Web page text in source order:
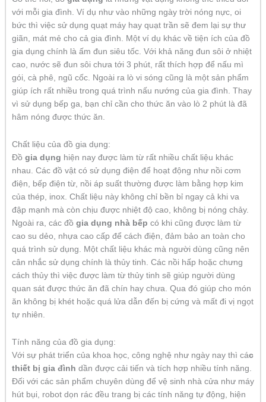
với mỗi gia đình. Ví dụ như vào những ngày trời nóng nực, oi
bức thì việc sử dụng quạt máy hay quạt trần sẽ đem lại sự thư
giãn, mát mẻ cho cả gia đình. Một ví dụ khác về tiện ích của đồ
gia dụng chính là ấm đun siêu tốc. Với khả năng đun sôi ở nhiệt
cao, nước sẽ đun sôi chưa tới 3 phút, rất thích hợp để nấu mì
gói, cà phê, ngũ cốc. Ngoài ra lò vi sóng cũng là một sản phẩm
giúp ích rất nhiều trong quá trình nấu nướng của gia đình. Thay
vì sử dụng bếp ga, bạn chỉ cần cho thức ăn vào lò 2 phút là đã
hâm nóng được thức ăn.
Chất liệu của đồ gia dụng:
Đồ gia dụng hiện nay được làm từ rất nhiều chất liệu khác
nhau. Các đồ vật có sử dụng điện để hoạt động như nồi cơm
điện, bếp điện từ, nồi áp suất thường được làm bằng hợp kim
của thép, inox. Chất liệu này không chỉ bền bỉ ngay cả khi va
đập mạnh mà còn chịu được nhiệt độ cao, không bị nóng chảy.
Ngoài ra, các đồ gia dụng nhà bếp có khi cũng được làm từ
cao su dẻo, nhựa cao cấp để cách điện, đảm bảo an toàn cho
quá trình sử dụng. Một chất liệu khác mà người dùng cũng nên
cân nhắc sử dụng chính là thủy tinh. Các nồi hấp hoặc chưng
cách thủy thì việc được làm từ thủy tinh sẽ giúp người dùng
quan sát được thức ăn đã chín hay chưa. Qua đó giúp cho món
ăn không bị khét hoặc quá lửa dẫn đến bị cứng và mất đi vị ngọt
tự nhiên.
Tính năng của đồ gia dụng:
Với sự phát triển của khoa học, công nghệ như ngày nay thì các
thiết bị gia đình dần được cải tiến và tích hợp nhiều tính năng.
Đối với các sản phẩm chuyên dùng để vệ sinh nhà cửa như máy
hút bụi, robot dọn rác đều trang bị các tính năng tự động, hiện